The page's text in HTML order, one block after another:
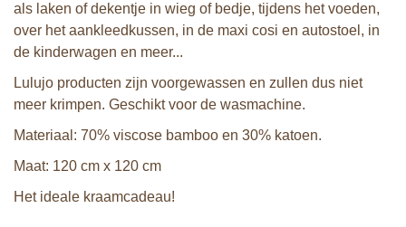
als laken of dekentje in wieg of bedje, tijdens het voeden,
over het aankleedkussen, in de maxi cosi en autostoel, in
de kinderwagen en meer...
Lulujo producten zijn voorgewassen en zullen dus niet
meer krimpen. Geschikt voor de wasmachine.
Materiaal: 70% viscose bamboo en 30% katoen.
Maat: 120 cm x 120 cm
Het ideale kraamcadeau!